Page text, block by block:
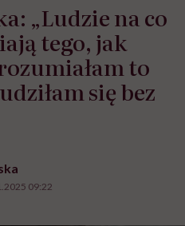
„Ludzie na co
tego, jak
to
się bez
09:22